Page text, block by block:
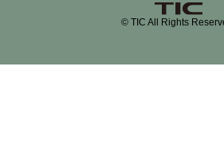
© TIC All Rights